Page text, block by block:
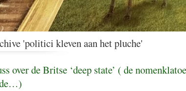
'politici kleven aan het pluche'
over de Britse ‘deep state’ ( de